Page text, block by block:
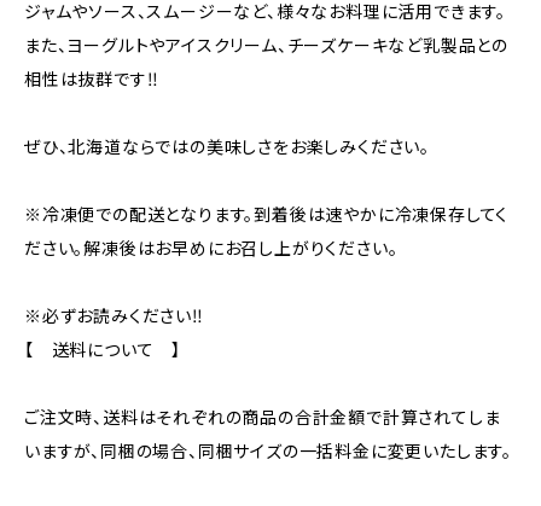
ジャムやソース、スムージーなど、様々なお料理に活用できます。
また、ヨーグルトやアイスクリーム、チーズケーキなど乳製品との
相性は抜群です‼
ぜひ、北海道ならではの美味しさをお楽しみください。
※冷凍便での配送となります。到着後は速やかに冷凍保存してく
ださい。解凍後はお早めにお召し上がりください。
※必ずお読みください‼
【 送料について 】
ご注文時、送料はそれぞれの商品の合計金額で計算されてしま
いますが、同梱の場合、同梱サイズの一括料金に変更いたします。